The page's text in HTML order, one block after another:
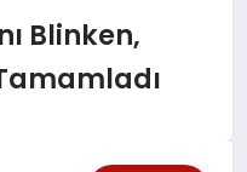
Blinken,